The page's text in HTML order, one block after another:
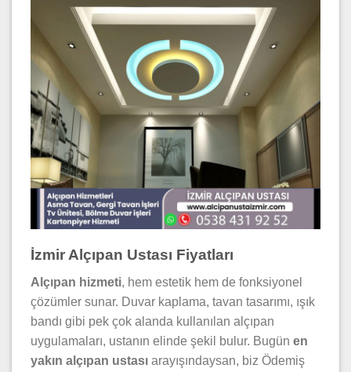
İzmir Alçıpan Ustası Fiyatları
Alçıpan hizmeti, hem estetik hem de fonksiyonel
çözümler sunar. Duvar kaplama, tavan tasarımı, ışık
bandı gibi pek çok alanda kullanılan alçıpan
uygulamaları, ustanın elinde şekil bulur. Bugün en
yakın alçıpan ustası arayışındaysan, biz Ödemiş